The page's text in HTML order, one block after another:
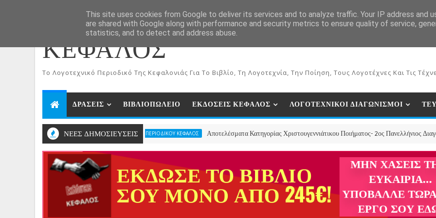
ΑΡΧΙΚΗ ΕΚΔΟΣΕΙΣ ΒΙΒΛΙΩΝ ΗΛΕΚΤΡΟΝΙΚΟ ΒΙΒΛΙΟΠΩΛΕΙΟ
ΚΕΦΑΛΟΣ
To Λογοτεχνικό Περιοδικό Της Κεφαλονιάς Για Το Βιβλίο, Τη Λογοτεχνία, Την Ποίηση, Τους Λογοτέχνες Και Τις
ΔΡΑΣΕΙΣ ΒΙΒΛΙΟΠΩΛΕΙΟ ΕΚΔΟΣΕΙΣ ΚΕΦΑΛΟΣ ΛΟΓΟΤΕΧΝΙΚΟΙ ΔΙΑΓΩΝΙΣΜΟΙ
ΝΕΕΣ ΔΗΜΟΣΙΕΥΣΕΙΣ
ΑΠΟΤΕΛΕΣΜΑΤΑ ΛΟΓΟΤΕΧΝΙΚΩΝ ΔΙΑΓΩΝΙΣΜΩΝ ΠΕΡΙΟΔΙΚΟΥ ΚΕΦΑΛΟΣ Αποτελέσματα Κατηγορίας Χριστουγεννιάτικου Ποιήματος- 2ος Πανελλήνιος Διαγωνισμός
This site uses cookies from Google to deliver its services and to analyze traffic. Your IP address and
are shared with Google along with performance and security metrics to ensure quality of service,
statistics, and to detect and address abuse.